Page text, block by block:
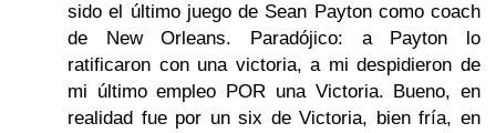
sido el último juego de Sean Payton como coach
de New Orleans. Paradójico: a Payton lo
ratificaron con una victoria, a mi despidieron de
mi último empleo POR una Victoria. Bueno, en
realidad fue por un six de Victoria, bien fría, en